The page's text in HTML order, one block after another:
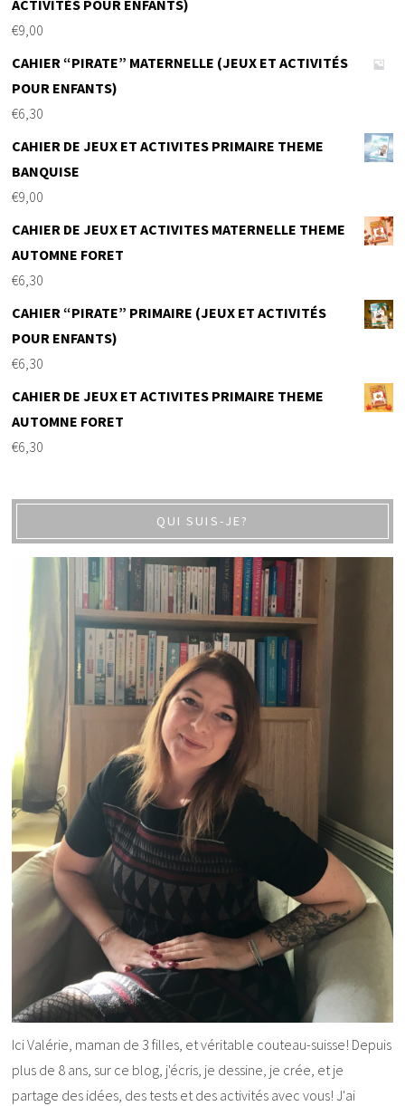
ACTIVITÉS POUR ENFANTS)
€9,00
CAHIER “PIRATE” MATERNELLE (JEUX ET ACTIVITÉS
POUR ENFANTS)
€6,30
CAHIER DE JEUX ET ACTIVITES PRIMAIRE THEME
BANQUISE
€9,00
CAHIER DE JEUX ET ACTIVITES MATERNELLE THEME
AUTOMNE FORET
€6,30
CAHIER “PIRATE” PRIMAIRE (JEUX ET ACTIVITÉS
POUR ENFANTS)
€6,30
CAHIER DE JEUX ET ACTIVITES PRIMAIRE THEME
AUTOMNE FORET
€6,30
QUI SUIS-JE?
Ici Valérie, maman de 3 filles, et véritable couteau-suisse! Depuis
plus de 8 ans, sur ce blog, j'écris, je dessine, je crée, et je
partage des idées, des tests et des activités avec vous! J'ai